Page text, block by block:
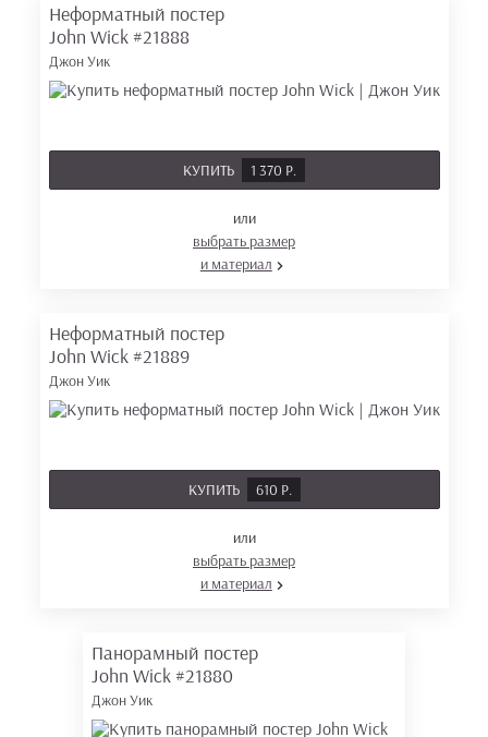
Неформатный постер
John Wick #21888
Джон Уик
КУПИТЬ 1 370 Р.
или
выбрать размер
и материал
Неформатный постер
John Wick #21889
Джон Уик
КУПИТЬ 610 Р.
или
выбрать размер
и материал
Панорамный постер
John Wick #21880
Джон Уик